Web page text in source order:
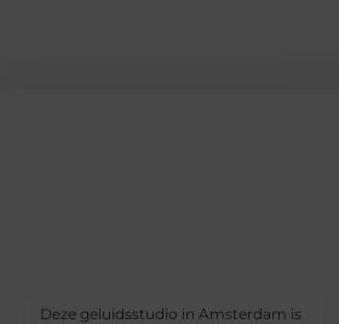
Deze geluidsstudio in Amsterdam is